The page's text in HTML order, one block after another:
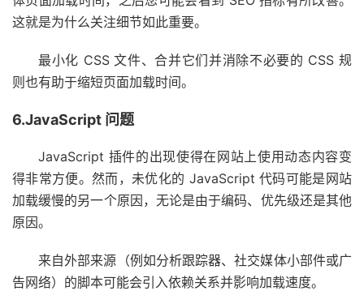
这就是为什么关注细节如此重要。
最小化 CSS 文件、合并它们并消除不必要的 CSS 规
则也有助于缩短页面加载时间。
6.JavaScript 问题
JavaScript 插件的出现使得在网站上使用动态内容变
得非常方便。然而，未优化的 JavaScript 代码可能是网站
加载缓慢的另一个原因，无论是由于编码、优先级还是其他
原因。
来自外部来源（例如分析跟踪器、社交媒体小部件或广
告网络）的脚本可能会引入依赖关系并影响加载速度。